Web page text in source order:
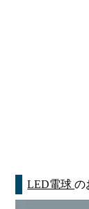
LED電球の